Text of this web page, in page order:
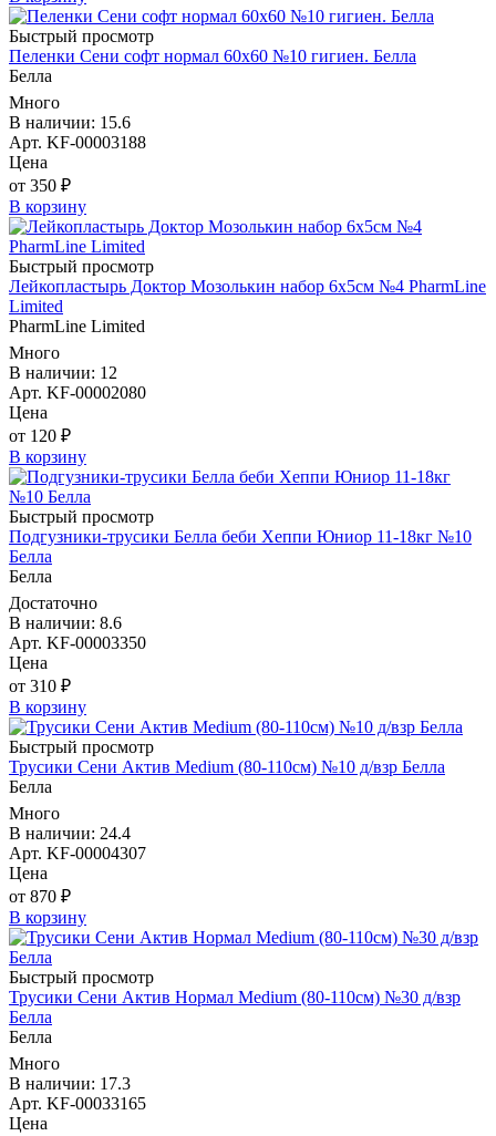
Быстрый просмотр
Пеленки Сени софт нормал 60х60 №10 гигиен. Белла
Белла
Много
В наличии: 15.6
Арт. KF-00003188
Цена
от 350 ₽
В корзину
Быстрый просмотр
Лейкопластырь Доктор Мозолькин набор 6х5см №4 PharmLine
Limited
PharmLine Limited
Много
В наличии: 12
Арт. KF-00002080
Цена
от 120 ₽
В корзину
Быстрый просмотр
Подгузники-трусики Белла беби Хеппи Юниор 11-18кг №10
Белла
Белла
Достаточно
В наличии: 8.6
Арт. KF-00003350
Цена
от 310 ₽
В корзину
Быстрый просмотр
Трусики Сени Актив Medium (80-110см) №10 д/взр Белла
Белла
Много
В наличии: 24.4
Арт. KF-00004307
Цена
от 870 ₽
В корзину
Быстрый просмотр
Трусики Сени Актив Нормал Medium (80-110см) №30 д/взр
Белла
Белла
Много
В наличии: 17.3
Арт. KF-00033165
Цена